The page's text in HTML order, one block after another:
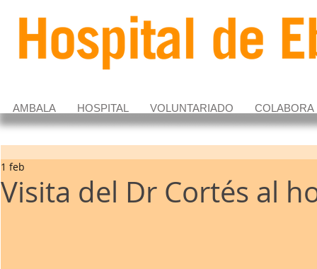
AMBALA HOSPITAL VOLUNTARIADO COLABORA
Visita del Dr Cortés al
1 feb